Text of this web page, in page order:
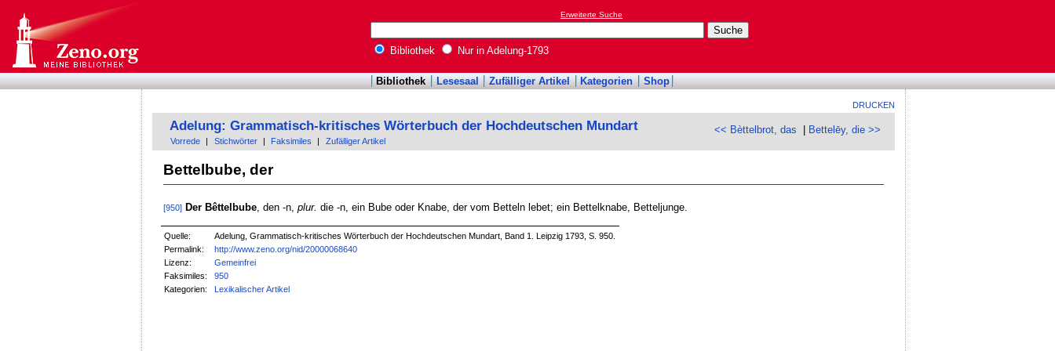
Erweiterte Suche
Bibliothek Nur in Adelung-1793
Bibliothek Lesesaal Zufälliger Artikel Kategorien Shop
DRUCKEN
<< Bèttelbrot, das Bettelēy, die >>
Adelung: Grammatisch-kritisches Wörterbuch der Hochdeutschen Mundart
Vorrede Stichwörter Faksimiles Zufälliger Artikel
Bettelbube, der
[950] Der Bêttelbube, den -n, plur. die -n, ein Bube oder Knabe, der vom Betteln lebet; ein Bettelknabe, Betteljunge.
Quelle:
Adelung, Grammatisch-kritisches Wörterbuch der Hochdeutschen Mundart, Band 1. Leipzig 1793, S. 950.
Permalink:
http://www.zeno.org/nid/20000068640
Lizenz:
Gemeinfrei
Faksimiles:
950
Kategorien:
Lexikalischer Artikel